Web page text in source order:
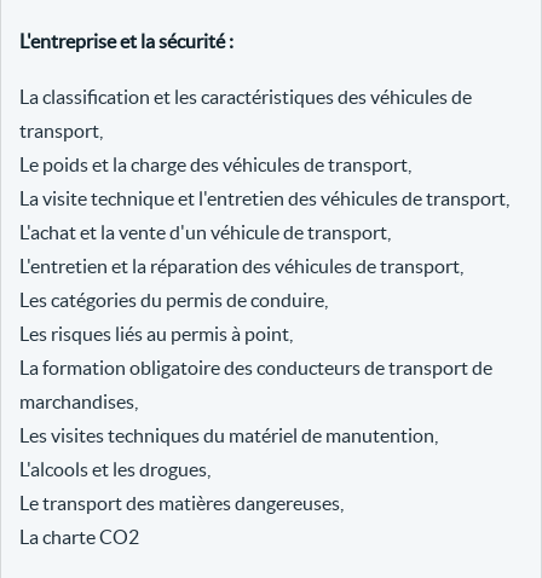
L'entreprise et la sécurité :
La classification et les caractéristiques des véhicules de
transport,
Le poids et la charge des véhicules de transport,
La visite technique et l'entretien des véhicules de transport,
L'achat et la vente d'un véhicule de transport,
L'entretien et la réparation des véhicules de transport,
Les catégories du permis de conduire,
Les risques liés au permis à point,
La formation obligatoire des conducteurs de transport de
marchandises,
Les visites techniques du matériel de manutention,
L'alcools et les drogues,
Le transport des matières dangereuses,
La charte CO2